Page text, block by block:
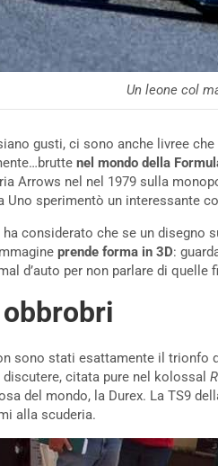
Un leone col
gusti, ci sono anche livree
nel mondo della
Arrows nel nel 1979 sulla
Uno sperimentò un interessante
ha considerato che se un
prende forma in 3D:
d’auto per non parlare di quelle
sono stati esattamente il trionfo
citata pure nel kolossal
del mondo, la Durex. La TS9
alla scuderia.